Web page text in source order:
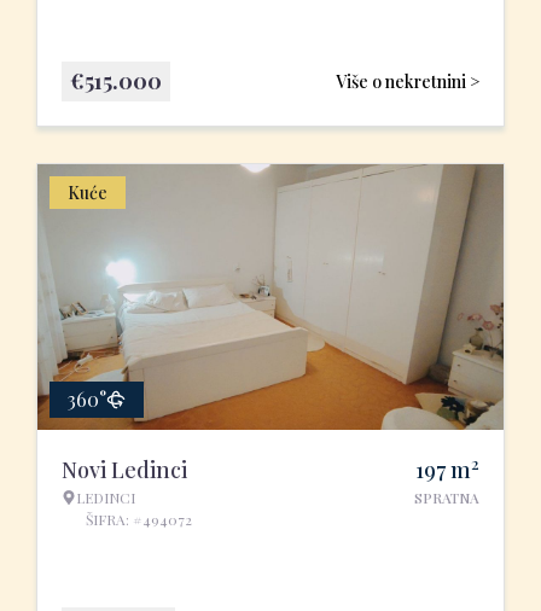
Više o nekretnini >
€515.000
Kuće
360°
Novi Ledinci
LEDINCI
ŠIFRA: #494072
197m2
SPRATNA